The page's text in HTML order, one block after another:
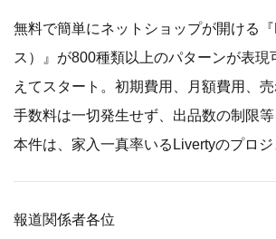
無料で簡単にネットショップが開ける
ス）』が800種類以上のパターンが表現
えてスタート。初期費用、月額費用、
手数料は一切発生せず、出品数の制限等
本件は、家入一真率いるLivertyのプロジ
報道関係者各位